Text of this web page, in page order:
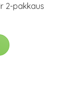
2-pakkaus